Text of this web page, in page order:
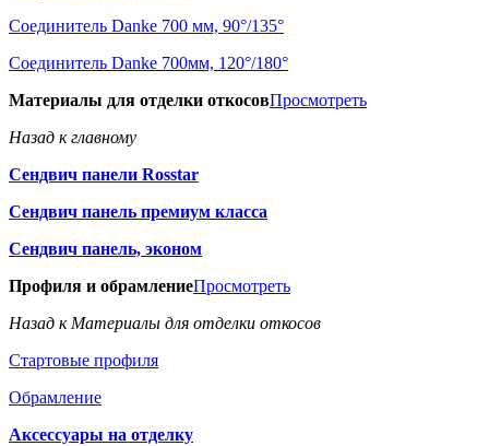
Соединитель Danke 700 мм, 90°/135°
Соединитель Danke 700мм, 120°/180°
Материалы для отделки откосовПросмотреть
Назад к главному
Сендвич панели Rosstar
Сендвич панель премиум класса
Сендвич панель, эконом
Профиля и обрамлениеПросмотреть
Назад к Материалы для отделки откосов
Стартовые профиля
Обрамление
Аксессуары на отделку